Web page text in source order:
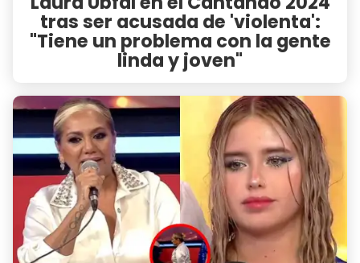
tras ser acusada de 'violenta':
"Tiene un problema con la gente
linda y joven"